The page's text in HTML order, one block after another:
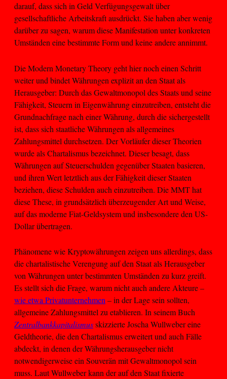
darauf, dass sich in Geld Verfügungsgewalt über
gesellschaftliche Arbeitskraft ausdrückt. Sie haben aber wenig
darüber zu sagen, warum diese Manifestation unter konkreten
Umständen eine bestimmte Form und keine andere annimmt.
Die Modern Monetary Theory geht hier noch einen Schritt
weiter und bindet Währungen explizit an den Staat als
Herausgeber: Durch das Gewaltmonopol des Staats und seine
Fähigkeit, Steuern in Eigenwährung einzutreiben, entsteht die
Grundnachfrage nach einer Währung, durch die sichergestellt
ist, dass sich staatliche Währungen als allgemeines
Zahlungsmittel durchsetzen. Der Vorläufer dieser Theorien
wurde als Chartalismus bezeichnet. Dieser besagt, dass
Währungen auf Steuerschulden gegenüber Staaten basieren,
und ihren Wert letztlich aus der Fähigkeit dieser Staaten
beziehen, diese Schulden auch einzutreiben. Die MMT hat
diese These, in grundsätzlich überzeugender Art und Weise,
auf das moderne Fiat-Geldsystem und insbesondere den US-
Dollar übertragen.
Phänomene wie Kryptowährungen zeigen uns allerdings, dass
die chartalistische Verengung auf den Staat als Herausgeber
von Währungen unter bestimmten Umständen zu kurz greift.
Es stellt sich die Frage, warum nicht auch andere Akteure –
wie etwa Privatunternehmen – in der Lage sein sollten,
allgemeine Zahlungsmittel zu etablieren. In seinem Buch
Zentralbankkapitalismusskizzierte Joscha Wullweber eine
Geldtheorie, die den Chartalismus erweitert und auch Fälle
abdeckt, in denen der Währungsherausgeber nicht
notwendigerweise ein Souverän mit Gewaltmonopol sein
muss. Laut Wullweber kann der auf den Staat fixierte